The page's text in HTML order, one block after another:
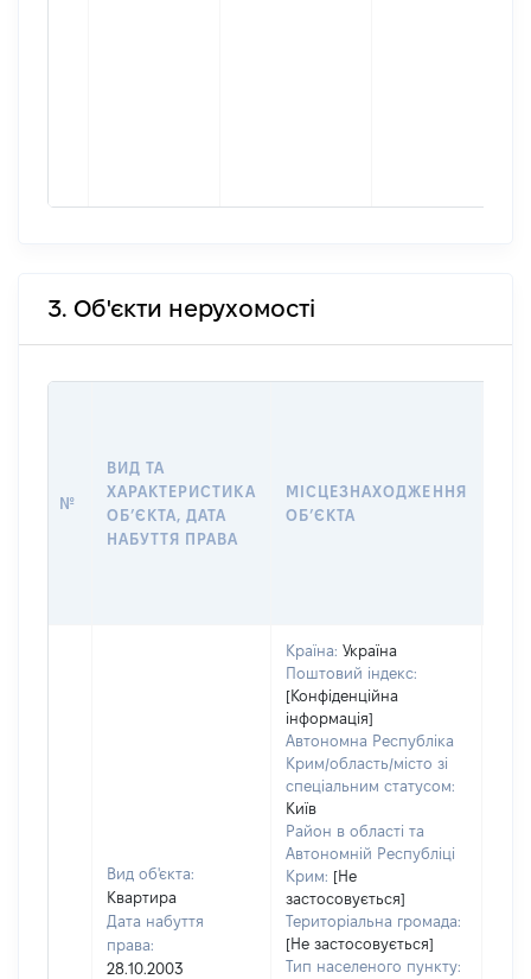
3. Об'єкти нерухомості
№
ВИД ТА
ХАРАКТЕРИСТИКА
ОБʼЄКТА, ДАТА
НАБУТТЯ ПРАВА
МІСЦЕЗНАХОДЖЕННЯ
ОБʼЄКТА
Вид об'єкта:
Квартира
Дата набуття
права:
28.10.2003
Країна: Україна
Поштовий індекс:
[Конфіденційна
інформація]
Автономна Республіка
Крим/область/місто зі
спеціальним статусом:
Київ
Район в області та
Автономній Республіці
Крим: [Не
застосовується]
Територіальна громада:
[Не застосовується]
Тип населеного пункту: